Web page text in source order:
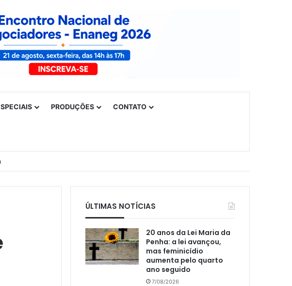
PRODUÇÕES CONTATO
ÚLTIMAS NOTÍCIAS
20 anos da Lei Maria da
Penha: a lei avançou,
mas feminicídio
aumenta pelo quarto
ano seguido
7/08/2026